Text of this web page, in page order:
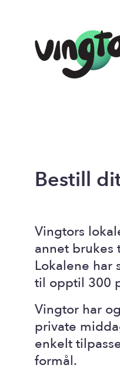
Bestill
Vingtors
annet brukes
Lokalene har
til opptil 300
Vingtor har
private
enkelt
formål.